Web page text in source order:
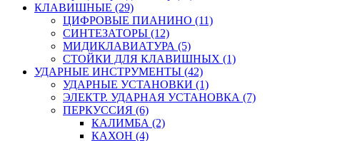
КЛАВИШНЫЕ (29)
ЦИФРОВЫЕ ПИАНИНО (11)
СИНТЕЗАТОРЫ (12)
МИДИКЛАВИАТУРА (5)
СТОЙКИ ДЛЯ КЛАВИШНЫХ (1)
УДАРНЫЕ ИНСТРУМЕНТЫ (42)
УДАРНЫЕ УСТАНОВКИ (1)
ЭЛЕКТР. УДАРНАЯ УСТАНОВКА (7)
ПЕРКУССИЯ (6)
КАЛИМБА (2)
КАХОН (4)